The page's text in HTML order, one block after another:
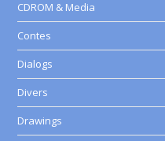
CDROM & Media
Contes
Dialogs
Divers
Drawings